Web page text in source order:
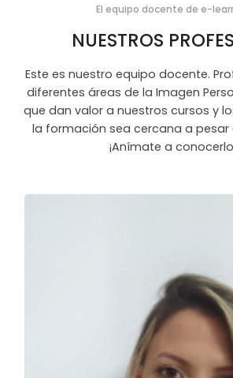
El equipo docente de e-
NUESTROS
Este es nuestro equipo docente.
diferentes áreas de la Imagen
que dan valor a nuestros cursos y
la formación sea cercana a pesar
¡Anímate a